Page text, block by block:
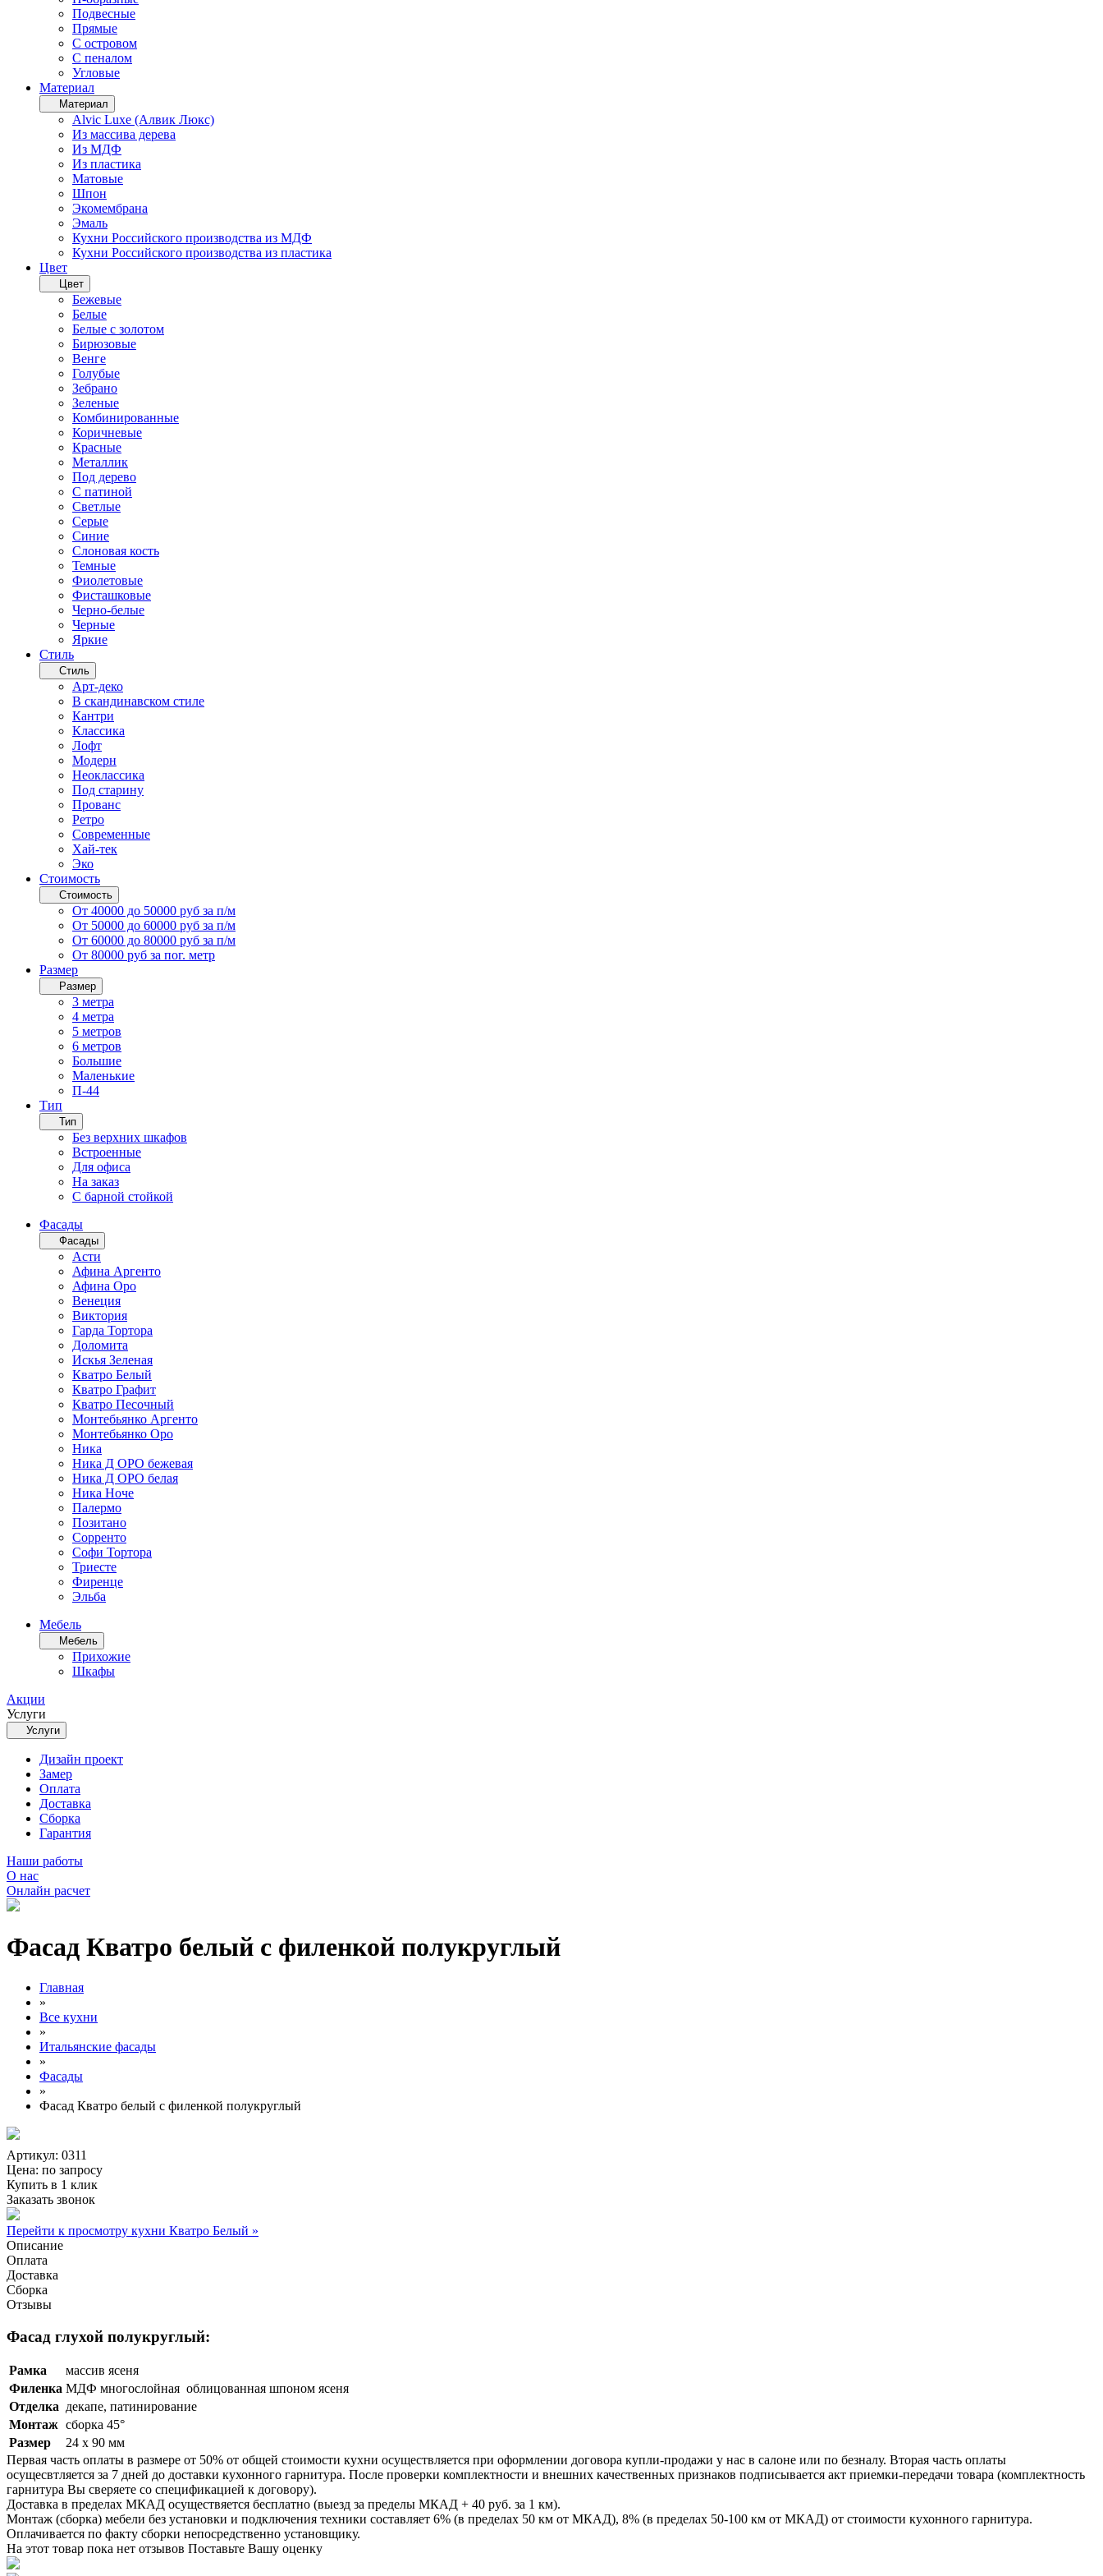
Подвесные
Прямые
С островом
С пеналом
Угловые
Материал
Материал
Alvic Luxe (Алвик Люкс)
Из массива дерева
Из МДФ
Из пластика
Матовые
Шпон
Экомембрана
Эмаль
Кухни Российского производства из МДФ
Кухни Российского производства из пластика
Цвет
Цвет
Бежевые
Белые
Белые с золотом
Бирюзовые
Венге
Голубые
Зебрано
Зеленые
Комбинированные
Коричневые
Красные
Металлик
Под дерево
С патиной
Светлые
Серые
Синие
Слоновая кость
Темные
Фиолетовые
Фисташковые
Черно-белые
Черные
Яркие
Стиль
Стиль
Арт-деко
В скандинавском стиле
Кантри
Классика
Лофт
Модерн
Неоклассика
Под старину
Прованс
Ретро
Современные
Хай-тек
Эко
Стоимость
Стоимость
От 40000 до 50000 руб за п/м
От 50000 до 60000 руб за п/м
От 60000 до 80000 руб за п/м
От 80000 руб за пог. метр
Размер
Размер
3 метра
4 метра
5 метров
6 метров
Большие
Маленькие
П-44
Тип
Тип
Без верхних шкафов
Встроенные
Для офиса
На заказ
С барной стойкой
Фасады
Фасады
Асти
Афина Аргенто
Афина Оро
Венеция
Виктория
Гарда Тортора
Доломита
Искья Зеленая
Кватро Белый
Кватро Графит
Кватро Песочный
Монтебьянко Аргенто
Монтебьянко Оро
Ника
Ника Д ОРО бежевая
Ника Д ОРО белая
Ника Ноче
Палермо
Позитано
Сорренто
Софи Тортора
Триесте
Фиренце
Эльба
Мебель
Мебель
Прихожие
Шкафы
Акции
Услуги
Услуги
Дизайн проект
Замер
Оплата
Доставка
Сборка
Гарантия
Наши работы
О нас
Онлайн расчет
Фасад Кватро белый с филенкой полукруглый
Главная
»
Все кухни
»
Итальянские фасады
»
Фасады
»
Фасад Кватро белый с филенкой полукруглый
Артикул: 0311
Цена: по запросу
Купить в 1 клик
Заказать звонок
Перейти к просмотру кухни Кватро Белый »
Описание
Оплата
Доставка
Сборка
Отзывы
Фасад глухой полукруглый:
Рамка
массив ясеня
Филенка МДФ многослойная облицованная шпоном ясеня
Отделка декапе, патинирование
Монтаж сборка 45°
Размер
24 х 90 мм
Первая часть оплаты в размере от 50% от общей стоимости кухни осуществляется при оформлении договора купли-продажи у нас в салоне или по безналу. Вторая часть оплаты
осущесвтляется за 7 дней до доставки кухонного гарнитура. После проверки комплектности и внешних качественных признаков подписывается акт приемки-передачи товара (комплектность
гарнитура Вы сверяете со спецификацией к договору).
Доставка в пределах МКАД осуществяется бесплатно (выезд за пределы МКАД + 40 руб. за 1 км).
Монтаж (сборка) мебели без установки и подключения техники составляет 6% (в пределах 50 км от МКАД), 8% (в пределах 50-100 км от МКАД) от стоимости кухонного гарнитура.
Оплачивается по факту сборки непосредственно установщику.
На этот товар пока нет отзывов Поставьте Вашу оценку